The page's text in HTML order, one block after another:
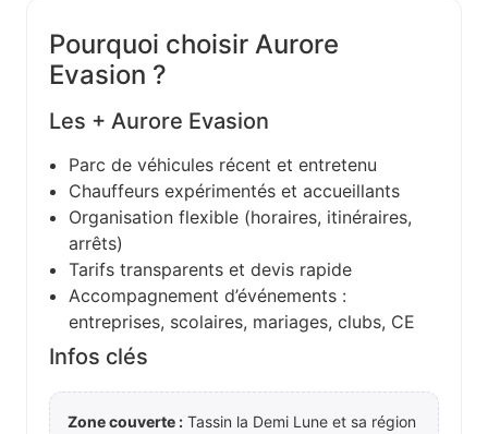
Pourquoi choisir Aurore
Evasion ?
Les + Aurore Evasion
Parc de véhicules récent et entretenu
Chauffeurs expérimentés et accueillants
Organisation flexible (horaires, itinéraires,
arrêts)
Tarifs transparents et devis rapide
Accompagnement d’événements :
entreprises, scolaires, mariages, clubs, CE
Infos clés
Zone couverte : Tassin la Demi Lune et sa région